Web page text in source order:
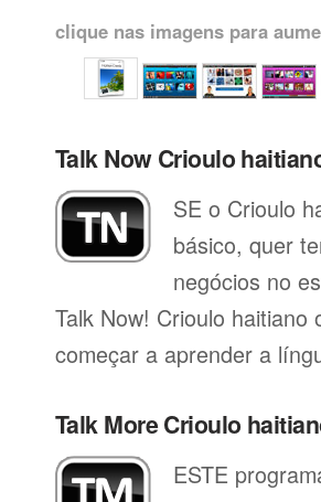
clique nas imagens para
Talk Now Crioulo
SE o Crioulo
básico, quer
negócios no
Talk Now! Crioulo
começar a aprender a
Talk More Crioulo
ESTE